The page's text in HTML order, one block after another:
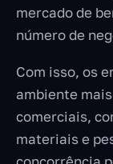
mercado de
número de
Com isso, os
ambiente
comerciais,
materiais e